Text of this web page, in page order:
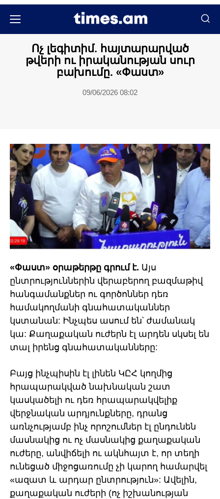
Ոչ լեգիտիմ. հայտարարված
թվերի ու իրականության սուր
բախումը. «Փաստ»
09/06/2026 08:02
«Փաստ» օրաթերթը գրում է. Այս
ընտրություններին վերաբերող բազմաթիվ
հանգամանքներ ու գործոններ դեռ
համակողմանի գնահատականներ
կստանան: Ինչպես ասում են՝ ժամանակ
կա: Քաղաքական ուժերն էլ արդեն սկսել են
տալ իրենց գնահատականները:
Բայց ինչպիսին էլ լինեն ԿԸՀ կողմից
հրապարակված նախնական շատ
կասկածելի ու դեռ հրապարակվելիք
վերջնական արդյունքները, դրանց
առնչությամբ ինչ որոշումներ էլ ընդունեն
մասնակից ու ոչ մասնակից քաղաքական
ուժերը, անվիճելի ու ակնհայտ է, որ տեղի
ունեցած միջոցառումը չի կարող համարվել
«ազատ և արդար ընտրություն»: Ավելին,
քաղաքական ուժերի (ոչ իշխանության